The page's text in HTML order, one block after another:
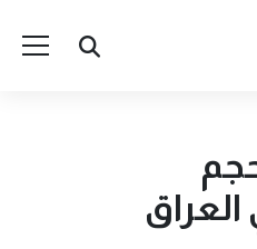
حجم